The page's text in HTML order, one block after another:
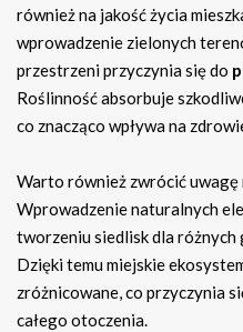
również na jakość życia
wprowadzenie zielonych
przestrzeni przyczynia się do
Roślinność absorbuje
co znacząco wpływa na
Warto również zwrócić uwagę
Wprowadzenie naturalnych
tworzeniu siedlisk dla
Dzięki temu miejskie
zróżnicowane, co przyczynia
całego otoczenia.